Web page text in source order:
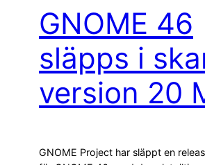
GNOME 46
släpps i
version 20
GNOME Project har släppt en